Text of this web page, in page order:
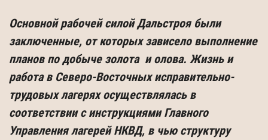
Основной рабочей силой Дальстроя были
заключенные, от которых зависело выполнение
планов по добыче золота и олова. Жизнь и
работа в Северо-Восточных исправительно-
трудовых лагерях осуществлялась в
соответствии с инструкциями Главного
Управления лагерей НКВД, в чью структуру